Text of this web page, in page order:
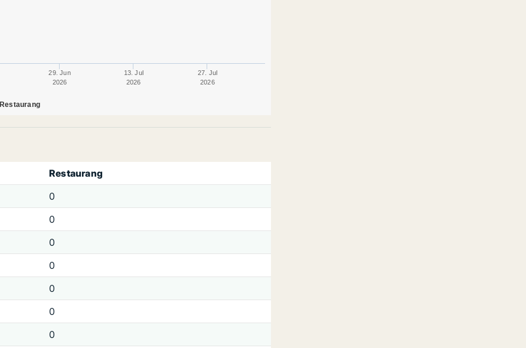
Restaurang
29. Jun
2026
13. Jul
2026
27. Jul
2026
Restaurang
0
0
0
0
0
0
0